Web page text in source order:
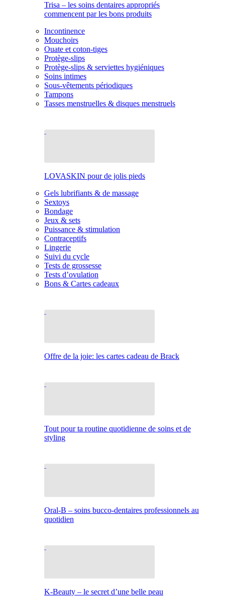
Trisa – les soins dentaires appropriés
commencent par les bons produits
Incontinence
Mouchoirs
Ouate et coton-tiges
Protège-slips
Protège-slips & serviettes hygiéniques
Soins intimes
Sous-vêtements périodiques
Tampons
Tasses menstruelles & disques menstruels
LOVASKIN pour de jolis pieds
Gels lubrifiants & de massage
Sextoys
Bondage
Jeux & sets
Puissance & stimulation
Contraceptifs
Lingerie
Suivi du cycle
Tests de grossesse
Tests d’ovulation
Bons & Cartes cadeaux
Offre de la joie: les cartes cadeau de Brack
Tout pour ta routine quotidienne de soins et de
styling
Oral-B – soins bucco-dentaires professionnels au
quotidien
K-Beauty – le secret d’une belle peau